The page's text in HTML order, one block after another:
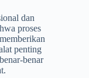
dan
proses
penting
benar